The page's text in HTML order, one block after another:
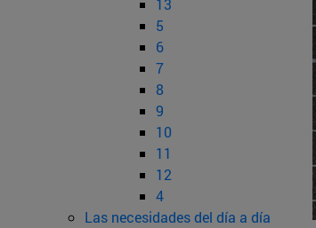
13
5
6
7
8
9
10
11
12
4
Las necesidades del día a día